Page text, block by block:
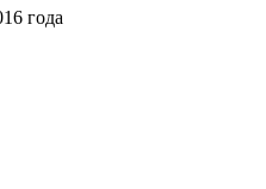
года